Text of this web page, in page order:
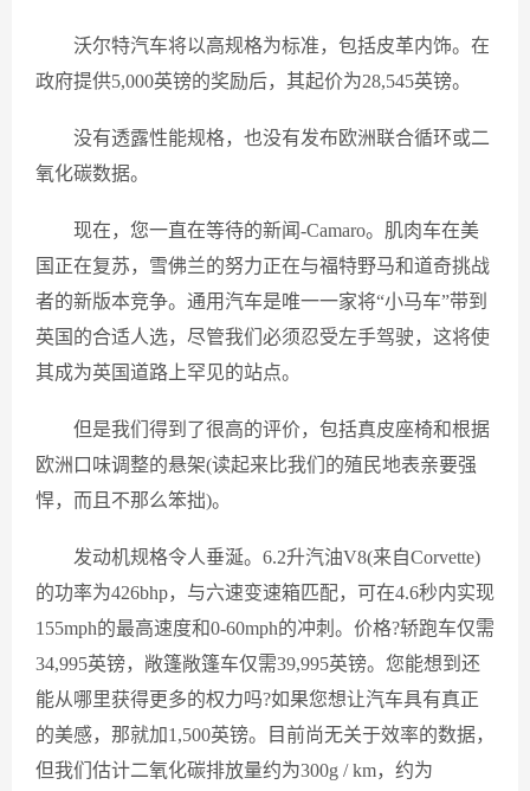
沃尔特汽车将以高规格为标准，包括皮革内饰。在
政府提供5,000英镑的奖励后，其起价为28,545英镑。
没有透露性能规格，也没有发布欧洲联合循环或二
氧化碳数据。
现在，您一直在等待的新闻-Camaro。肌肉车在美
国正在复苏，雪佛兰的努力正在与福特野马和道奇挑战
者的新版本竞争。通用汽车是唯一一家将“小马车”带到
英国的合适人选，尽管我们必须忍受左手驾驶，这将使
其成为英国道路上罕见的站点。
但是我们得到了很高的评价，包括真皮座椅和根据
欧洲口味调整的悬架(读起来比我们的殖民地表亲要强
悍，而且不那么笨拙)。
发动机规格令人垂涎。6.2升汽油V8(来自Corvette)
的功率为426bhp，与六速变速箱匹配，可在4.6秒内实现
155mph的最高速度和0-60mph的冲刺。价格?轿跑车仅需
34,995英镑，敞篷敞篷车仅需39,995英镑。您能想到还
能从哪里获得更多的权力吗?如果您想让汽车具有真正
的美感，那就加1,500英镑。目前尚无关于效率的数据，
但我们估计二氧化碳排放量约为300g / km，约为